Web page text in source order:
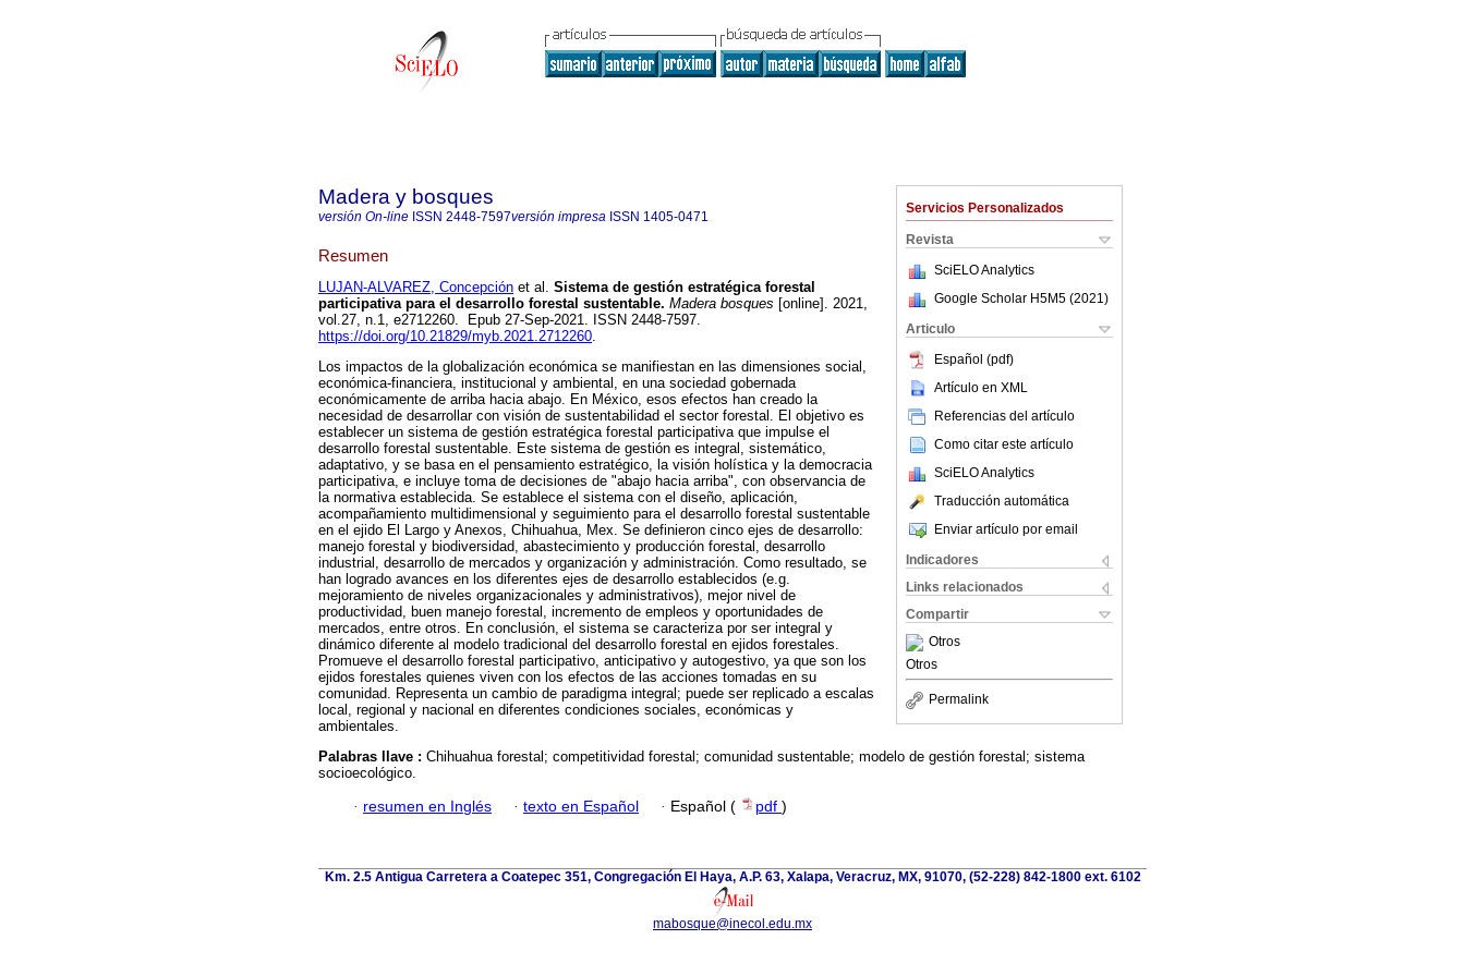
Servicios Personalizados
Revista
SciELO Analytics
Google Scholar H5M5 (2021 )
Articulo
Español (pdf)
Artículo en XML
Referencias del artículo
Como citar este artículo
SciELO Analytics
Traducción automática
Enviar artículo por email
Indicadores
Links relacionados
Compartir
Otros
Otros
Permalink
Madera y bosques
versión On-line ISSN 2448-7597versión impresa ISSN 1405-0471
Resumen
LUJAN-ALVAREZ, Concepción et al. Sistema de gestión estratégica forestal
participativa para el desarrollo forestal sustentable. Madera bosques [online]. 2021,
vol.27, n.1, e2712260. Epub 27-Sep-2021. ISSN 2448-7597.
https://doi.org/10.21829/myb.2021.2712260.
Los impactos de la globalización económica se manifiestan en las dimensiones social,
económica-financiera, institucional y ambiental, en una sociedad gobernada
económicamente de arriba hacia abajo. En México, esos efectos han creado la
necesidad de desarrollar con visión de sustentabilidad el sector forestal. El objetivo es
establecer un sistema de gestión estratégica forestal participativa que impulse el
desarrollo forestal sustentable. Este sistema de gestión es integral, sistemático,
adaptativo, y se basa en el pensamiento estratégico, la visión holística y la democracia
participativa, e incluye toma de decisiones de "abajo hacia arriba", con observancia de
la normativa establecida. Se establece el sistema con el diseño, aplicación,
acompañamiento multidimensional y seguimiento para el desarrollo forestal sustentable
en el ejido El Largo y Anexos, Chihuahua, Mex. Se definieron cinco ejes de desarrollo:
manejo forestal y biodiversidad, abastecimiento y producción forestal, desarrollo
industrial, desarrollo de mercados y organización y administración. Como resultado, se
han logrado avances en los diferentes ejes de desarrollo establecidos (e.g.
mejoramiento de niveles organizacionales y administrativos), mejor nivel de
productividad, buen manejo forestal, incremento de empleos y oportunidades de
mercados, entre otros. En conclusión, el sistema se caracteriza por ser integral y
dinámico diferente al modelo tradicional del desarrollo forestal en ejidos forestales.
Promueve el desarrollo forestal participativo, anticipativo y autogestivo, ya que son los
ejidos forestales quienes viven con los efectos de las acciones tomadas en su
comunidad. Representa un cambio de paradigma integral; puede ser replicado a escalas
local, regional y nacional en diferentes condiciones sociales, económicas y
ambientales.
Palabras llave : Chihuahua forestal; competitividad forestal; comunidad sustentable; modelo de gestión forestal; sistema
socioecológico.
· resumen en Inglés · texto en Español · Español ( pdf )
Km. 2.5 Antigua Carretera a Coatepec 351, Congregación El Haya, A.P. 63, Xalapa, Veracruz, MX, 91070, (52-228) 842-1800 ext. 6102
mabosque@inecol.edu.mx